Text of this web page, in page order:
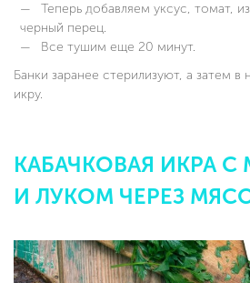
Теперь добавляем уксус, томат,
черный перец.
Все тушим еще 20 минут.
Банки заранее стерилизуют, а затем в
икру.
КАБАЧКОВАЯ ИКРА
И ЛУКОМ ЧЕРЕЗ